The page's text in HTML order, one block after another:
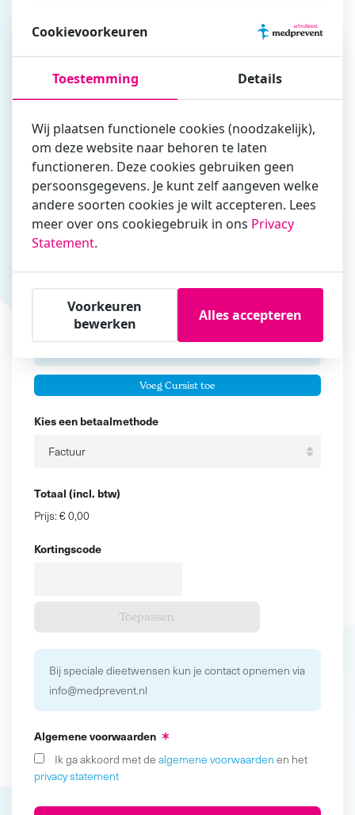
Tussenvoegsel Achternaam
E-mailadres
Vul hier bij voorkeur het e-mailadres in waarmee je
zakelijk/administratief correspondeert
Is de contactpersoon ook een cursist?
Ja
Nee
Cursisten
Voeg cursisten toe
Voornaam
Tussenvoegsel
Voeg Cursist toe
Kies een betaalmethode
Totaal (incl. btw)
Prijs: € 0,00
Kortingscode
Bij speciale dieetwensen kun je contact opnemen via
info@medprevent.nl
Algemene voorwaarden
Ik ga akkoord met de algemene voorwaarden en het
privacy statement
Cookievoorkeuren
Toestemming Details
Wij plaatsen functionele cookies (noodzakelijk),
om deze website naar behoren te laten
functioneren. Deze cookies gebruiken geen
persoonsgegevens. Je kunt zelf aangeven welke
andere soorten cookies je wilt accepteren. Lees
meer over ons cookiegebruik in ons Privacy
Statement.
Voorkeuren
bewerken
Alles accepteren